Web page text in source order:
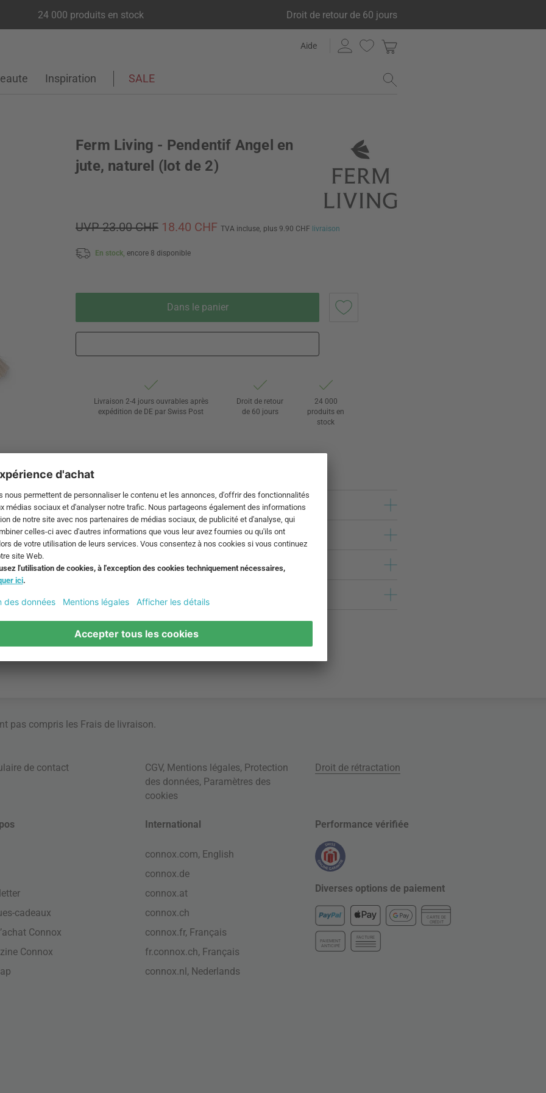
24 000 produits en stock Droit de retour de 60 jours
Aide
Inspiration SALE
Ferm Living - Pendentif Angel en
jute, naturel (lot de 2)
UVP 23.00 CHF 18.40 CHF TVA incluse, plus 9.90 CHF livraison
En stock, encore 8 disponible
Dans le panier
Livraison 2-4 jours ouvrables après
expédition de DE par Swiss Post
Droit de retour
de 60 jours
24 000
produits en
stock
pas compris les Frais de livraison.
de contact CGV, Mentions légales, Protection
des données, Paramètres des
cookies
Droit de rétractation
cadeaux
Connox
Connox
International
connox.com, English
connox.de
connox.at
connox.ch
connox.fr, Français
fr.connox.ch, Français
connox.nl, Nederlands
Performance vérifiée
Diverses options de paiement
CARTE DE
CRÉDIT
PAIEMENT
ANTICIPÉ
FACTURE